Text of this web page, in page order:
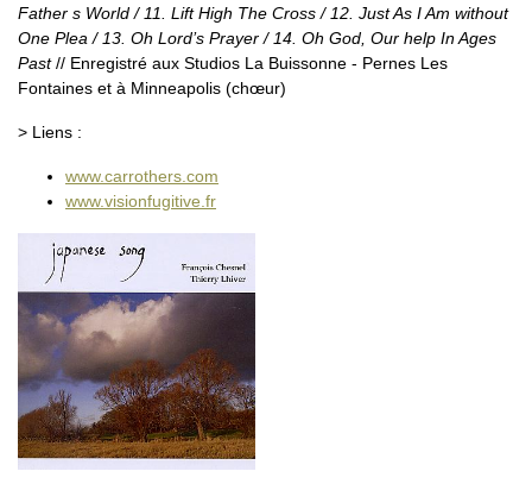
Father s World / 11. Lift High The Cross / 12. Just As I Am without
One Plea / 13. Oh Lord’s Prayer / 14. Oh God, Our help In Ages
Past// Enregistré aux Studios La Buissonne - Pernes Les
Fontaines et à Minneapolis (chœur)
> Liens :
www.carrothers.com
www.visionfugitive.fr